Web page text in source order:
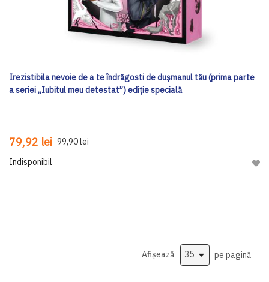
Irezistibila nevoie de a te îndrăgosti de dușmanul tău (prima parte
a seriei „Iubitul meu detestat”) ediţie specială
79,92 lei 99,90 lei
Indisponibil
Afișează pe pagină